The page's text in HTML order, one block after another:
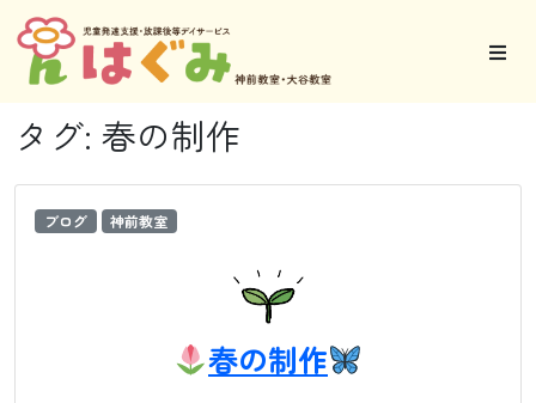
タグ: 春の制作
ブログ 神前教室
春の制作